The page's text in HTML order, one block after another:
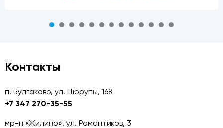
Контакты
п. Булгаково, ул. Цюрупы, 168
+7 347 270-35-55
мр-н «Жилино», ул. Романтиков, 3